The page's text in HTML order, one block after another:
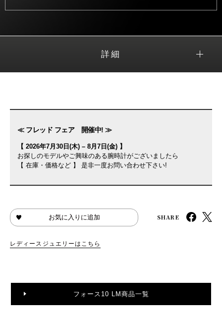
詳細
≪ フレッド フェア 開催中! ≫
【 2026年7月30日(木) – 8月7日(金) 】
お探しのモデルやご興味のある腕時計がございましたら
【 在庫・価格など 】 是非一度お問い合わせ下さい!
お気に入りに追加 SHARE
レディースジュエリーはこちら
フォース10 LM商品一覧